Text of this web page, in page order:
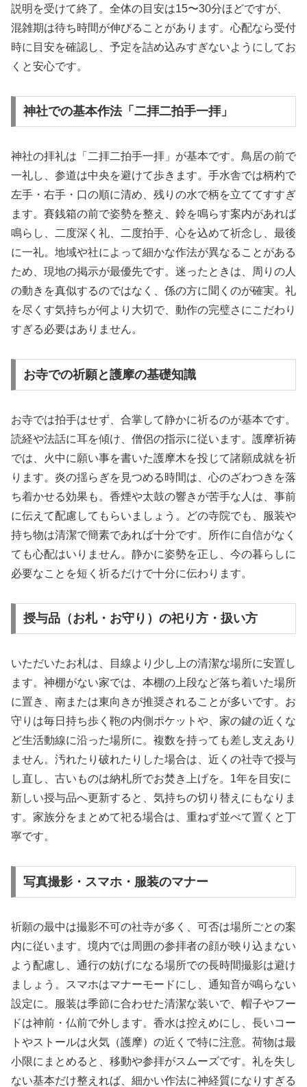
説明を受けて終了。全体の目安は15〜30分ほどですが、
混雑期は待ち時間が伸びることがあります。心配なら受付
時に目安を確認し、予定を詰め込みすぎないようにしてお
くと安心です。
神社での基本作法「二拝二拍手一拝」
神社の拝礼は「二拝二拍手一拝」が基本です。鳥居の前で
一礼し、参道は中央を避けて歩きます。手水舎では柄杓で
左手・右手・口の順に清め、残りの水で柄を立ててすすぎ
ます。賽銭箱の前で姿勢を整え、鈴を鳴らす案内があれば
鳴らし、二度深く礼、二度拍手、心を込めて祈念し、最後
に一礼。地域や社によって細かな作法が異なることがある
ため、現地の掲示が最優先です。迷ったときは、周りの人
の動きを真似するのではなく、係の方に聞くのが確実。礼
を尽くす気持ちが何より大切で、動作の完璧さにこだわり
すぎる必要はありません。
お寺での祈願と護摩の基礎知識
お寺では拍手はせず、合掌して静かに祈るのが基本です。
読経や法話に耳を傾け、僧侶の指示に従います。護摩祈祷
では、火中に願い事を書いた護摩木を投じて諸願成就を祈
ります。炎の揺らぎを見つめる時間は、心のざわつきを落
ち着かせる効果も。香煙や太鼓の響きが苦手な人は、事前
に伝えて配慮してもらいましょう。どの寺院でも、服装や
持ち物は清潔で簡素であれば十分です。所作に自信がなく
ても心配はいりません。静かに姿勢を正し、今の暮らしに
必要なことを短く祈るだけで十分に伝わります。
授与品（お札・お守り）の祀り方・扱い方
いただいたお札は、目線より少し上の清潔な場所に安置し
ます。神棚がない家では、本棚の上段など落ち着いた場所
に置き、南または東向きが推奨されることが多いです。お
守りは毎日持ち歩く鞄の内側ポケットや、家の鍵の近くな
ど生活動線に沿った場所に。複数を持っても差し支えあり
ません。汚れたり破れたりした場合は、近くの社寺で授与
し直し、古いものは納札所でお焚き上げを。1年を目安に
新しい授与品へ更新すると、気持ちの切り替えにもなりま
す。家族分をまとめて祀る場合は、重ねず並べて置くと丁
寧です。
写真撮影・スマホ・服装のマナー
祈願の最中は撮影不可の社寺が多く、可否は場所ごとの案
内に従います。境内では周囲の参拝者の顔が映り込まない
よう配慮し、通行の妨げになる場所での長時間撮影は避け
ましょう。スマホはマナーモードにし、通知音が鳴らない
設定に。服装は季節に合わせた清潔な装いで、帽子やフー
ドは神前・仏前で外します。香水は控えめにし、長いコー
トやストールは火気（護摩）の近くで特に注意。荷物は最
小限にまとめると、移動や参拝がスムーズです。礼を失し
ない基本だけ整えれば、細かい作法に神経質になりすぎる